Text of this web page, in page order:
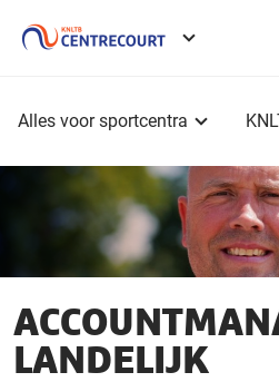
Alles voor sportcentra
LANDELIJK